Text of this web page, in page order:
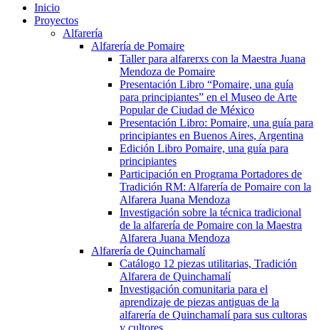
Inicio
Proyectos
Alfarería
Alfarería de Pomaire
Taller para alfarerxs con la Maestra Juana
Mendoza de Pomaire
Presentación Libro “Pomaire, una guía
para principiantes” en el Museo de Arte
Popular de Ciudad de México
Presentación Libro: Pomaire, una guía para
principiantes en Buenos Aires, Argentina
Edición Libro Pomaire, una guía para
principiantes
Participación en Programa Portadores de
Tradición RM: Alfarería de Pomaire con la
Alfarera Juana Mendoza
Investigación sobre la técnica tradicional
de la alfarería de Pomaire con la Maestra
Alfarera Juana Mendoza
Alfarería de Quinchamalí
Catálogo 12 piezas utilitarias, Tradición
Alfarera de Quinchamalí
Investigación comunitaria para el
aprendizaje de piezas antiguas de la
alfarería de Quinchamalí para sus cultoras
y cultores